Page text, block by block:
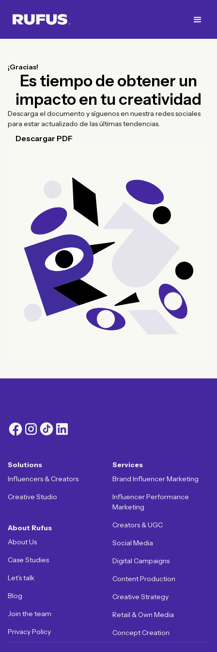
¡Gracias!
Es tiempo de obtener un
impacto en tu creatividad
Descarga el documento y síguenos en nuestra redes sociales
para estar actualizado de las últimas tendencias.
Descargar PDF
Solutions
Influencers & Creators
Creative Studio
Services
Brand Influencer Marketing
Influencer Performance
Marketing
Creators & UGC
Social Media
Digital Campaigns
Content Production
Creative Strategy
Retail & Own Media
Concept Creation
About Rufus
About Us
Case Studies
Let's talk
Blog
Join the team
Privacy Policy